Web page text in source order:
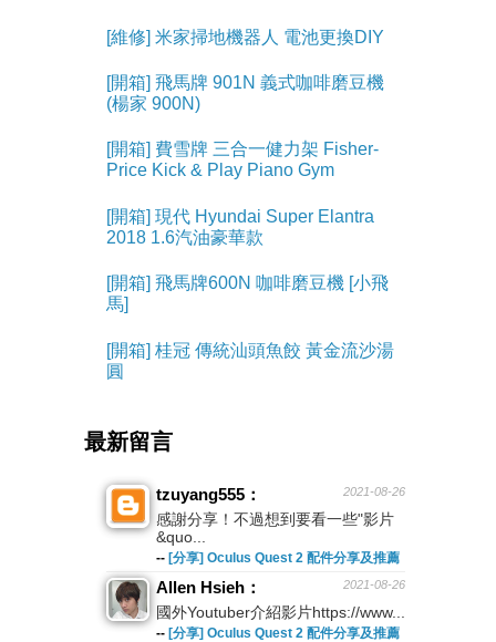
[維修] 米家掃地機器人 電池更換DIY
[開箱] 飛馬牌 901N 義式咖啡磨豆機
(楊家 900N)
[開箱] 費雪牌 三合一健力架 Fisher-
Price Kick & Play Piano Gym
[開箱] 現代 Hyundai Super Elantra
2018 1.6汽油豪華款
[開箱] 飛馬牌600N 咖啡磨豆機 [小飛
馬]
[開箱] 桂冠 傳統汕頭魚餃 黃金流沙湯
圓
最新留言
2021-08-26
tzuyang555：
感謝分享！不過想到要看一些"影片
&quo...
-- [分享] Oculus Quest 2 配件分享及推薦
2021-08-26
Allen Hsieh：
國外Youtuber介紹影片https://www...
-- [分享] Oculus Quest 2 配件分享及推薦